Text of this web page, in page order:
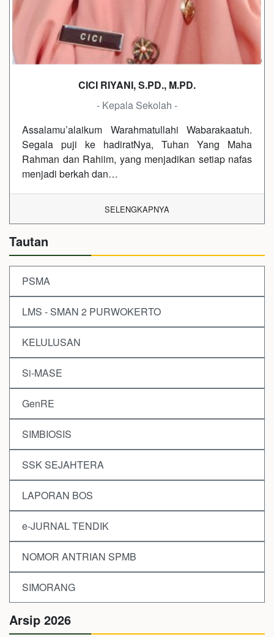
CICI RIYANI, S.PD., M.PD.
- Kepala Sekolah -
Assalamu’alaikum Warahmatullahi Wabarakaatuh.
Segala puji ke hadiratNya, Tuhan Yang Maha
Rahman dan Rahiim, yang menjadikan setiap nafas
menjadi berkah dan…
SELENGKAPNYA
Tautan
PSMA
LMS - SMAN 2 PURWOKERTO
KELULUSAN
Si-MASE
GenRE
SIMBIOSIS
SSK SEJAHTERA
LAPORAN BOS
e-JURNAL TENDIK
NOMOR ANTRIAN SPMB
SIMORANG
Arsip 2026